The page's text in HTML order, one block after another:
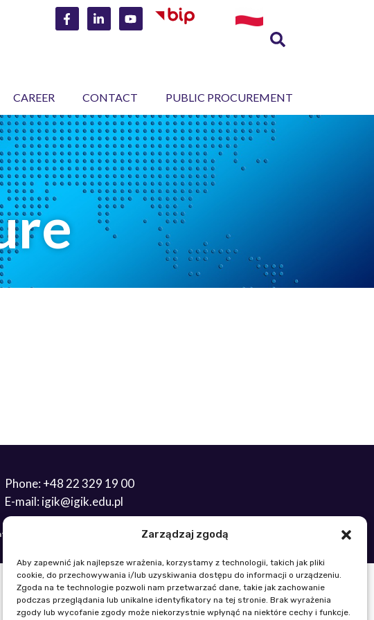
Zarządzaj zgodą
Aby zapewnić jak najlepsze wrażenia, korzystamy z technologii, takich jak pliki
cookie, do przechowywania i/lub uzyskiwania dostępu do informacji o urządzeniu.
Zgoda na te technologie pozwoli nam przetwarzać dane, takie jak zachowanie
podczas przeglądania lub unikalne identyfikatory na tej stronie. Brak wyrażenia
zgody lub wycofanie zgody może niekorzystnie wpłynąć na niektóre cechy i funkcje.
CAREER CONTACT PUBLIC PROCUREMENT
Phone: +48 22 329 19 00
E-mail: igik@igik.edu.pl
Clause
Gender Equality Plan